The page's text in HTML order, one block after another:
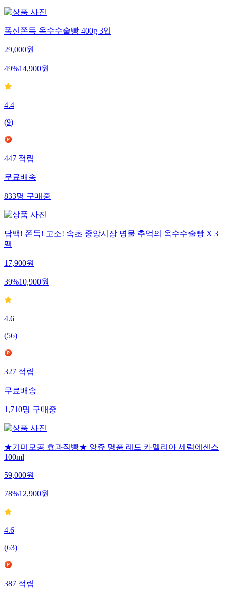
폭신쫀득 옥수수술빵 400g 3입
29,000원
49%14,900원
4.4
(9)
447적립
무료배송
833명구매중
담백! 쫀득! 고소! 속초 중앙시장 명물 추억의 옥수수술빵 X 3
팩
17,900원
39%10,900원
4.6
(56)
327적립
무료배송
1,710명구매중
★기미모공 효과직빵★ 앙쥬 명품 레드 카멜리아 세럼에센스
100ml
59,000원
78%12,900원
4.6
(63)
387적립